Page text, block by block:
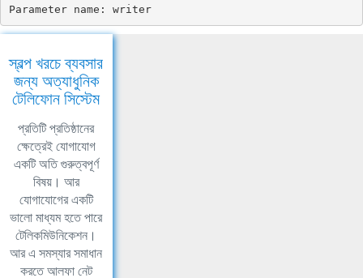
Parameter name: writer
স্বল্প খরচে ব্যবসার
জন্য অত্যাধুনিক
টেলিফোন সিস্টেম
প্রতিটি প্রতিষ্ঠানের
ক্ষেত্রেই যোগাযোগ
একটি অতি গুরুত্বপূর্ণ
বিষয়। আর
যোগাযোগের একটি
ভালো মাধ্যম হতে পারে
টেলিকমিউনিকেশন।
আর এ সমস্যার সমাধান
করতে আলফা নেট